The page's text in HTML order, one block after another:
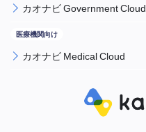
カオナビ Government Cloud
カオナビ Medical Cloud